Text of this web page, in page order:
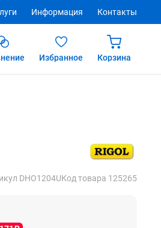
Информация Контакты
Избранное Корзина
DHO1204UКод товара 125265